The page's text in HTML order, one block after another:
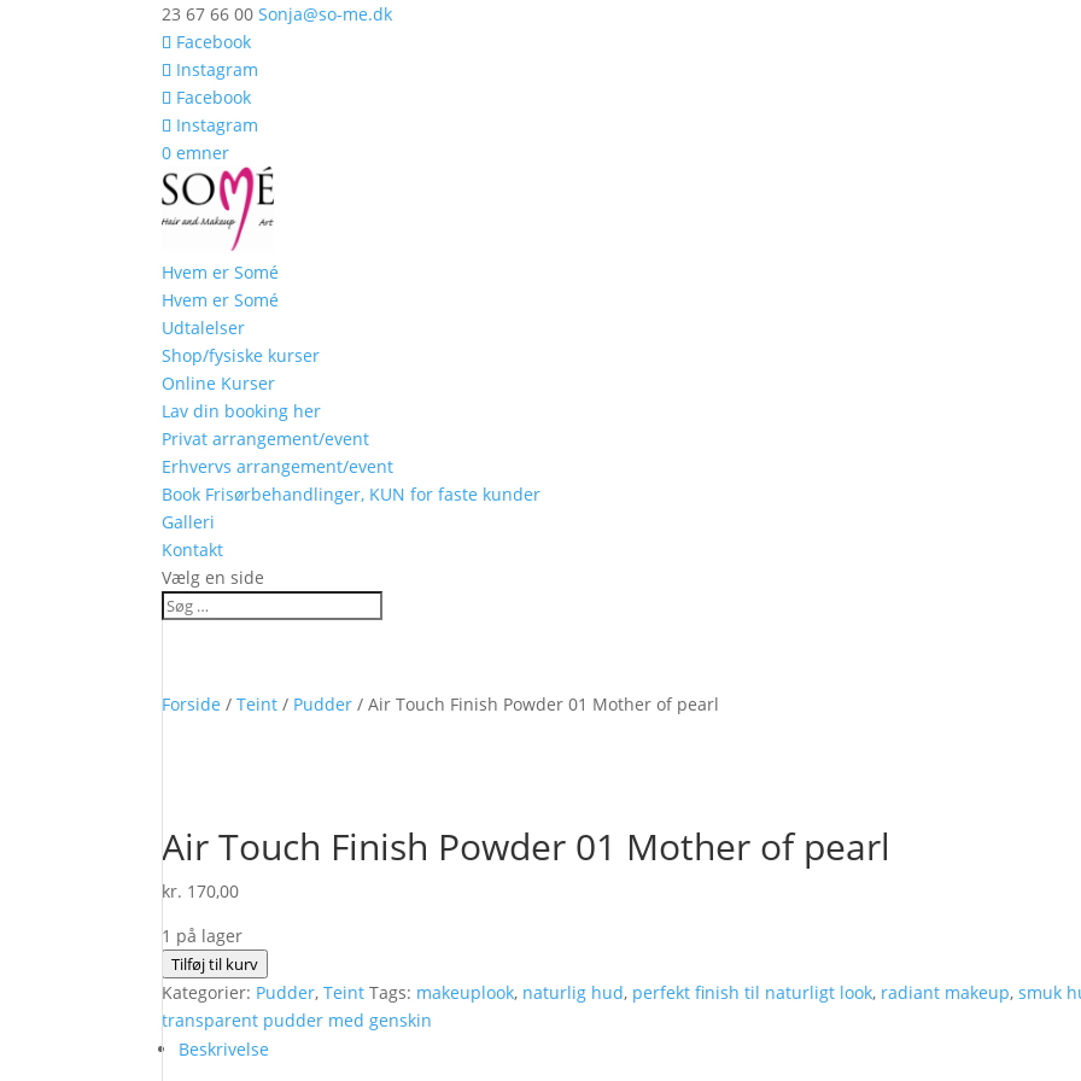
23 67 66 00 Sonja@so-me.dk
Facebook
Instagram
Facebook
Instagram
0 emner
Hvem er Somé
Hvem er Somé
Udtalelser
Shop/fysiske kurser
Online Kurser
Lav din booking her
Privat arrangement/event
Erhvervs arrangement/event
Book Frisørbehandlinger, KUN for faste kunder
Galleri
Kontakt
Vælg en side
Forside /Teint / Pudder / Air Touch Finish Powder 01 Mother of pearl
Air Touch Finish Powder 01 Mother of pearl
kr. 170,00
1 på lager
Air
Touch
Finish
Powder
Tilføj til kurv
Kategorier: Pudder,Teint Tags: makeuplook, naturlig hud, perfekt finish til naturligt look, radiant makeup,smuk
transparent pudder med genskin
Beskrivelse